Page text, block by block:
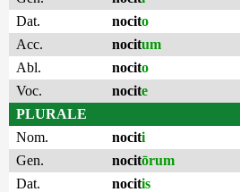
Dat.
nocito
Acc.
nocitum
Abl.
nocito
Voc.
nocite
PLURALE
Nom.
nociti
Gen.
nocitōrum
Dat.
nocitis